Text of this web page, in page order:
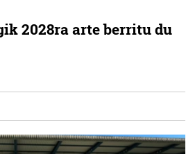
2028ra arte berritu du